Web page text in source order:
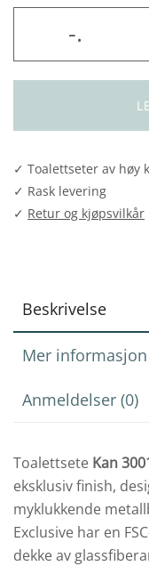
-.
✓ Toalettseter av høy
✓ Rask levering
✓ Retur og kjøpsvilkår
Beskrivelse
Mer informasjon
Anmeldelser (0)
Toalettsete Kan
eksklusiv finish,
myklukkende
Exclusive har en
dekke av